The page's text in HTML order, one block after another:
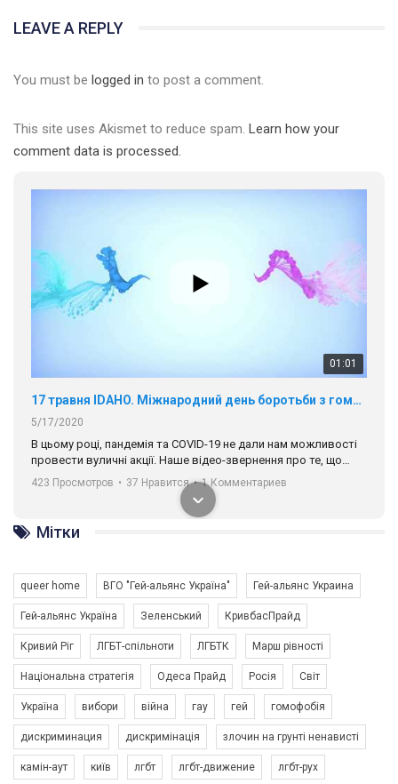
LEAVE A REPLY
You must be logged in to post a comment.
This site uses Akismet to reduce spam. Learn how your
comment data is processed.
01:01
17 травня IDAHO. Міжнародний день боротьби з гомофобією трансфобією і біфобія.
5/17/2020
В цьому році, пандемія та COVІD-19 не дали нам можливості
провести вуличні акції. Наше відео-звернення про те, що
навіть коли ми у різних містах та не можемо зустрінеться, ми
разом. Ми закликаємо всіх хто поділяє цінності рівності та
солідарності, приєднатися до нас. Регіональні підрозділи
ГАУ є в 16 областях України.
Разом наш голос лунає гучніше!
423 Просмотров • 37 Нравится • 1 Комментариев
Зупинимо насильство проти ЛГБТ в Україні! Stop violence against LGBT in Ukraine!
6/30/2017
Мітки
queer home ВГО "Гей-альянс Україна" Гей-альянс Украина
Гей-альянс Україна Зеленський КривбасПрайд
Кривий Ріг ЛГБТ-спільноти ЛГБТК Марш рівності
Національна стратегія Одеса Прайд Росія Світ
Україна вибори війна гау гей гомофобія
дискриминация дискримінація злочин на грунті ненависті
камін-аут київ лгбт лгбт-движение лгбт-рух